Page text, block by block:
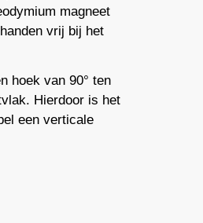
magneet
vrij bij het
hoek van 90° ten
Hierdoor is het
een verticale